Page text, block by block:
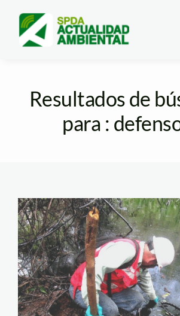
content
Resultados de
para :
toma de oefa
pluspetrol